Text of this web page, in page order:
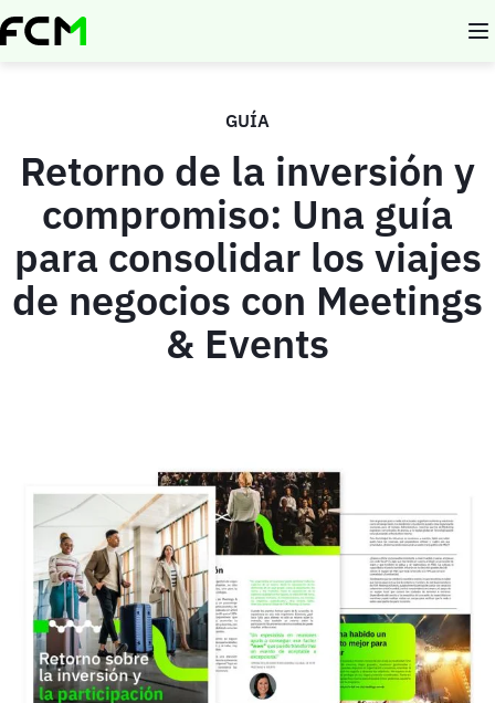
Pasar al contenido principal
GUÍA
Retorno de la inversión y
compromiso: Una guía
para consolidar los viajes
de negocios con Meetings
& Events